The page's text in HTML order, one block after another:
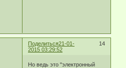
Поделиться 14
21-01-
2015 03:29:52
Но ведь это "электронный